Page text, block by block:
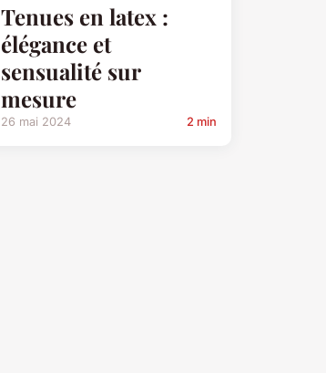
Tenues en latex :
élégance et
sensualité sur
mesure
26 mai 2024 2 min